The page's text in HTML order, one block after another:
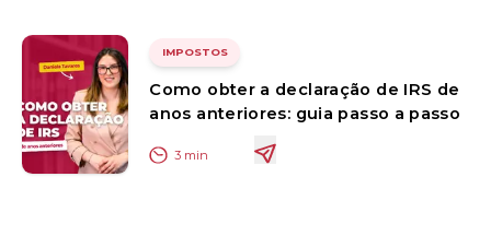
IMPOSTOS
Como obter a declaração de IRS de
anos anteriores: guia passo a passo
3 min